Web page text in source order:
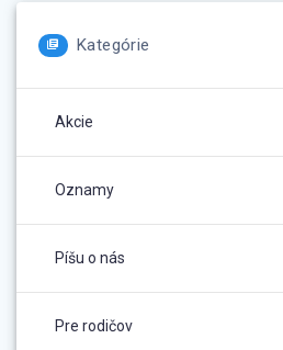
Kategórie
Akcie
Oznamy
Píšu o nás
Pre rodičov